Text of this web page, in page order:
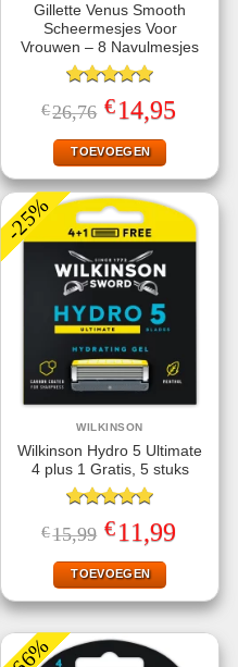
Gillette Venus Smooth
Scheermesjes Voor
Vrouwen – 8 Navulmesjes
Gewaardeerd
5.00uit 5
€26,76 Oorspronkelijke
prijs
was:
€26,76.
€14,95prijs
TOEVOEGEN
-25%
WILKINSON
Wilkinson Hydro 5 Ultimate
4 plus 1 Gratis, 5 stuks
Gewaardeerd
5.00uit 5
€15,99 Oorspronkelijke
prijs
was:
€15,99.
€11,99Huidige
prijs
TOEVOEGEN